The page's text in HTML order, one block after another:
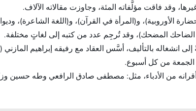
وقد فاقت مؤلَّفاته المئة، وجاوزت مقالاته الآلاف.
الأوروبية)، و(المرأة في القرآن)، و(اللغة الشاعرة)،
المضحك)، وقد تُرجِم عدد من كتبه إلى لغاتٍ مختلفة.
إلى انشغاله بالتأليف، أسَّس العقاد مع رفيقه إبراهيم
الجمعة من كل أسبوع.
أقرانه من الأدباء، مثل: مصطفى صادق الرافعي وطه حسين